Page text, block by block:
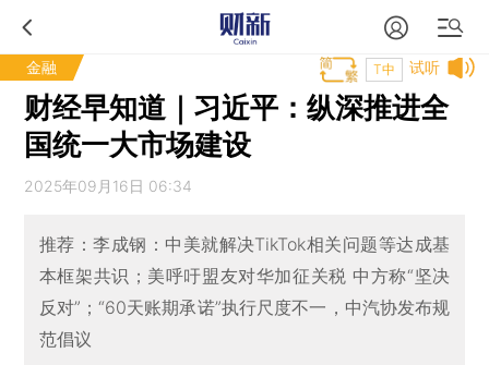
金融 试听
T中
财经早知道｜习近平：纵深推进全
国统一大市场建设
2025年09月16日 06:34
推荐：李成钢：中美就解决TikTok相关问题等达成基
本框架共识；美呼吁盟友对华加征关税 中方称“坚决
反对”；“60天账期承诺”执行尺度不一，中汽协发布规
范倡议